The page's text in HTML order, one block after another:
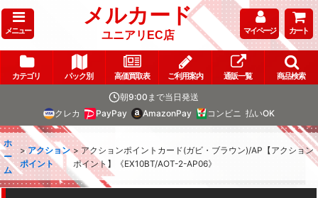
メニュー
メルカード
ユニアリEC店 マイページ カート
カテゴリ パック別 高価買取表 ご利用案内 通販一覧 商品検索
朝9:00まで当日発送
クレカ
PayPay AmazonPay コンビニ 払いOK
ホ
ー
ム
> アクション
ポイント
> アクションポイントカード(ガビ・ブラウン)/AP【アクション
ポイント】《EX10BT/AOT-2-AP06》